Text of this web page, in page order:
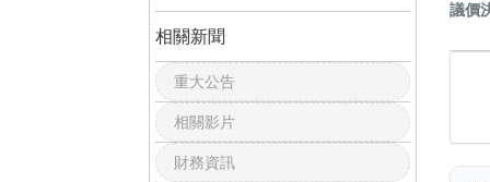
相關新聞
重大公告
相關影片
財務資訊
議價